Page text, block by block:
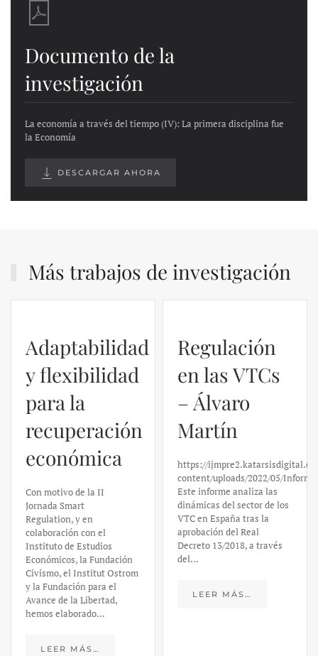
Documento de la
investigación
La economía a través del tiempo (IV): La primera disciplina fue
la Economía
DESCARGAR AHORA
Más trabajos de investigación
Regulación
en las VTCs
– Álvaro
Martín
https://ijmpre2.katarsisdigital.com/wp-
content/uploads/2022/05/Informe_sobre_las_VTC.pdf
Este informe analiza las
dinámicas del sector de los
VTC en España tras la
aprobación del Real
Decreto 13/2018, a través
del…
LEER MÁS…
El caso de
Silicon
Valley Bank:
un análisis
financiero –
Daniel
Fernández